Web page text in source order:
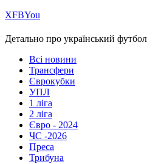
ХFBYou
Детально про український футбол
Всі новини
Трансфери
Єврокубки
УПЛ
1 ліга
2 ліга
Євро - 2024
ЧС -2026
Преса
Трибуна